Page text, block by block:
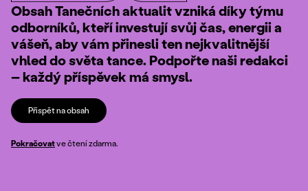
Obsah Tanečních aktualit vzniká díky týmu
odborníků, kteří investují svůj čas, energii a
vášeň, aby vám přinesli ten nejkvalitnější
vhled do světa tance. Podpořte naši redakci
– každý příspěvek má smysl.
Přispět na obsah
Pokračovatve čtení zdarma.